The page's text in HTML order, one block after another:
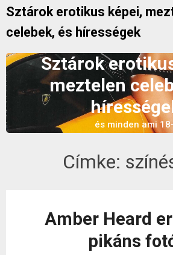
Skip
content
Sztárok erotikus képei,
celebek, és hírességek
Sztárok
meztelen
és minden ami
Címke:
Amber Heard
pikáns